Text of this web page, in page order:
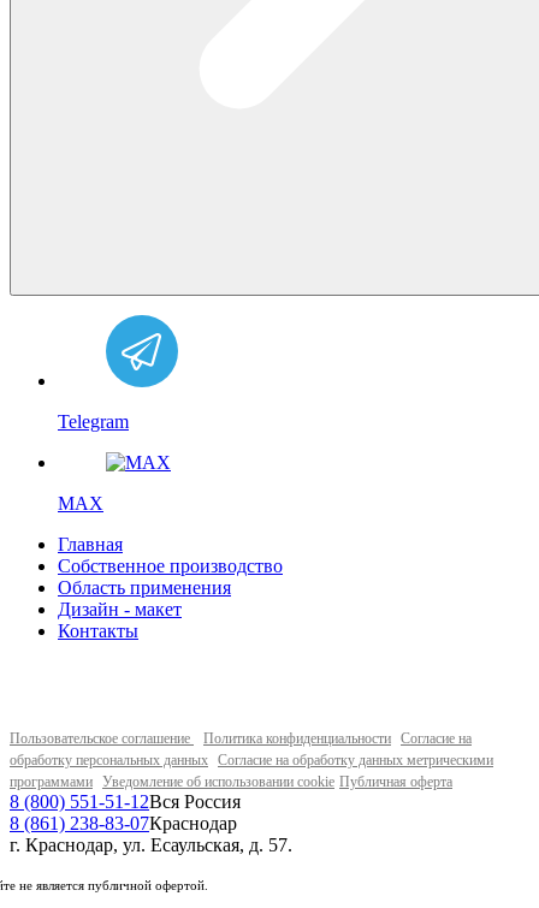
Telegram
MAX
Главная
Собственное производство
Область применения
Дизайн - макет
Контакты
Пользовательское соглашение Политика конфиденциальности Согласие на
обработку персональных данных Согласие на обработку данных метрическими
программами Уведомление об использовании cookie Публичная оферта
8 (800) 551-51-12Вся Россия
8 (861) 238-83-07Краснодар
г. Краснодар, ул. Есаульская, д. 57.
не является публичной офертой.